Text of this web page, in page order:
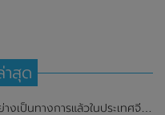
าสุด
าน และแบตเตอรี่สุดอึดขนาดใหญ่ 6,500mAh พร้อมรองรับการชาร์จไว 80W